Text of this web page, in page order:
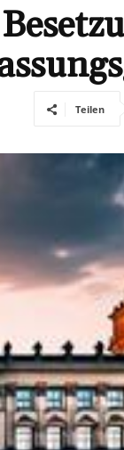
Teilen